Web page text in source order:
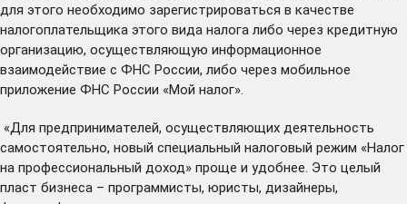
для этого необходимо зарегистрироваться в качестве
налогоплательщика этого вида налога либо через кредитную
организацию, осуществляющую информационное
взаимодействие с ФНС России, либо через мобильное
приложение ФНС России «Мой налог».
«Для предпринимателей, осуществляющих деятельность
самостоятельно, новый специальный налоговый режим «Налог
на профессиональный доход» проще и удобнее. Это целый
пласт бизнеса – программисты, юристы, дизайнеры,